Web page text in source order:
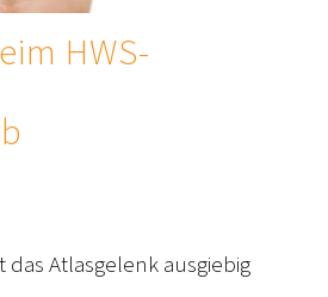
HWS-
Atlasgelenk ausgiebig